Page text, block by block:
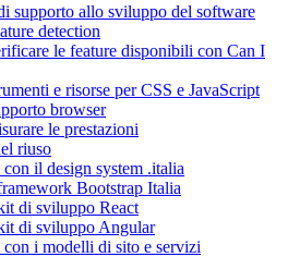
supporto allo sviluppo del software
detection
le feature disponibili con Can I
e risorse per CSS e JavaScript
browser
le prestazioni
riuso
il design system .italia
Bootstrap Italia
di sviluppo React
di sviluppo Angular
i modelli di sito e servizi